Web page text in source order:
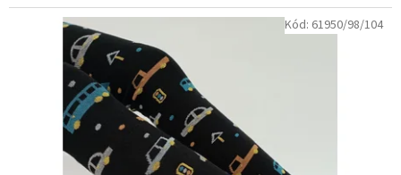
Kód: 61950/98/104